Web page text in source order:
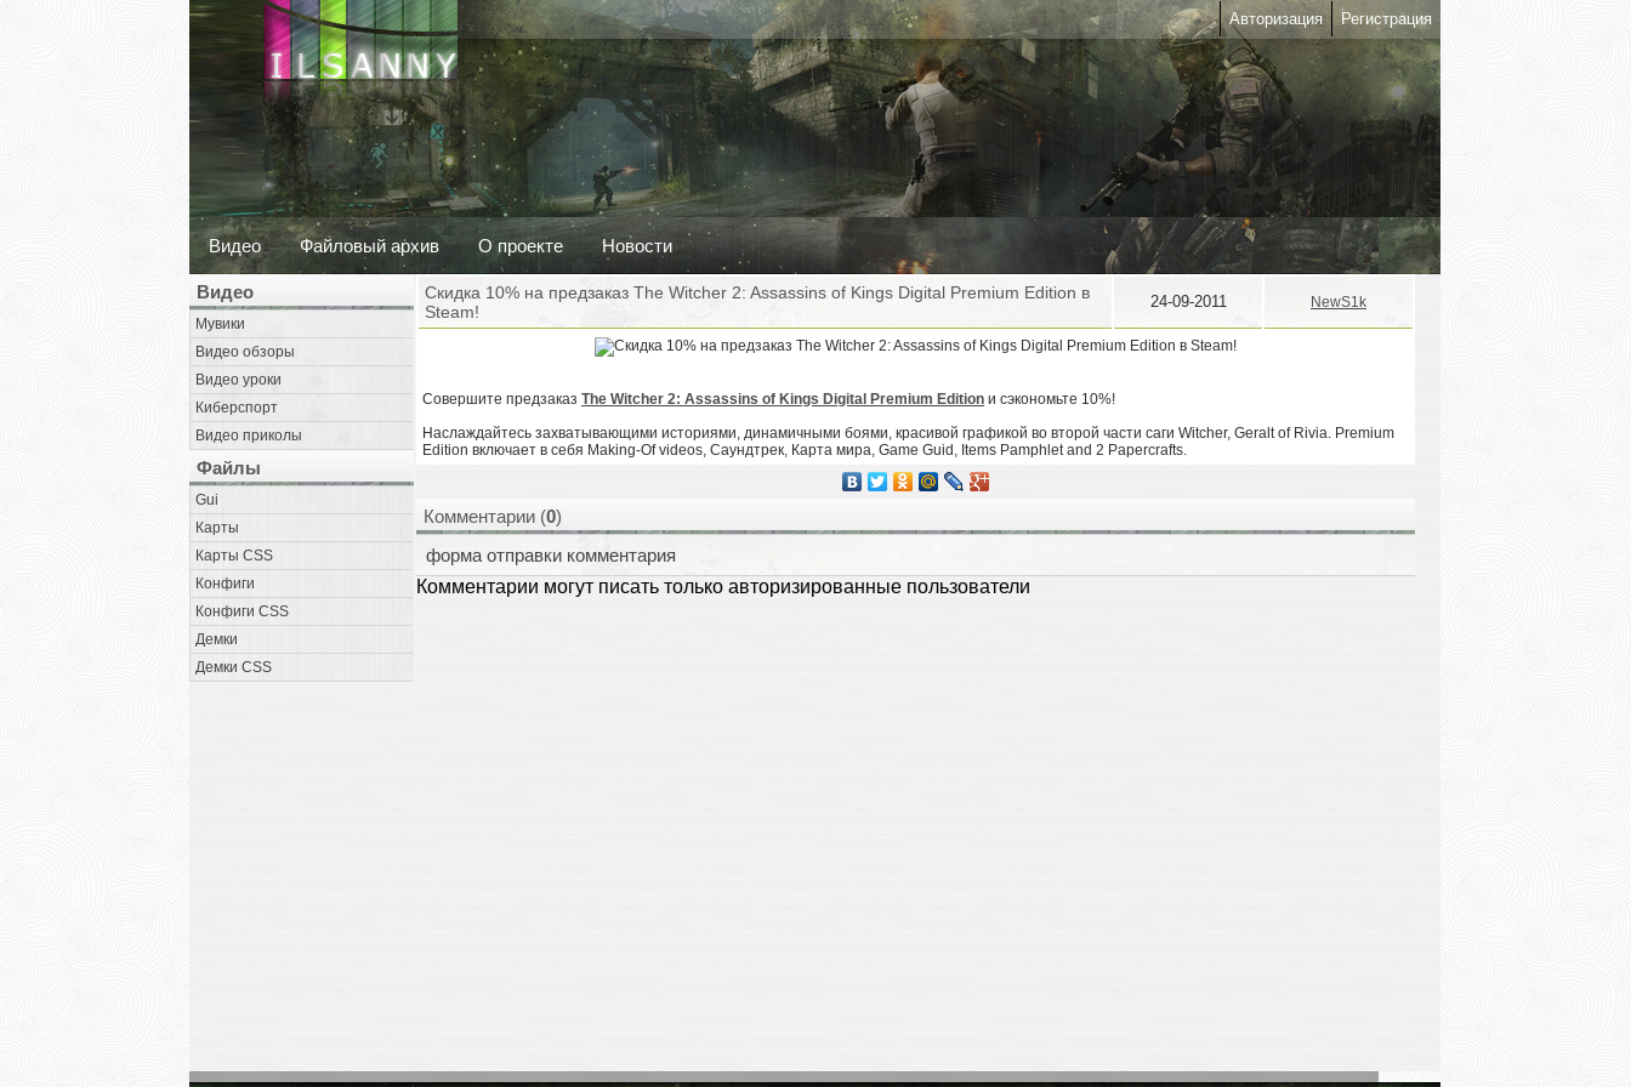
Авторизация Регистрация
Видео Файловый архив О проекте Новости
Видео
Мувики
Видео обзоры
Видео уроки
Киберспорт
Видео приколы
Файлы
Gui
Карты
Карты CSS
Конфиги
Конфиги CSS
Демки
Демки CSS
Скидка 10% на предзаказ The Witcher 2: Assassins of Kings Digital Premium Edition в
Steam!
24-09-2011 NewS1k
Совершите предзаказ The Witcher 2: Assassins of Kings Digital Premium Edition и сэкономьте 10%!
Наслаждайтесь захватывающими историями, динамичными боями, красивой графикой во второй части саги Witcher, Geralt of Rivia. Premium
Edition включает в себя Making-Of videos, Саундтрек, Карта мира, Game Guid, Items Pamphlet and 2 Papercrafts.
Комментарии (0)
форма отправки комментария
Комментарии могут писать только авторизированные пользователи